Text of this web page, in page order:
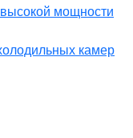
мощности
камер